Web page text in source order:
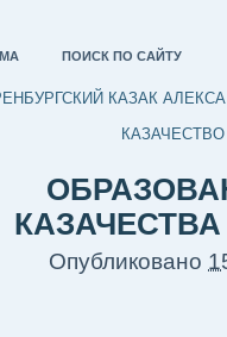
ПОИСК ПО САЙТУ
КАЗАК
Опубликовано